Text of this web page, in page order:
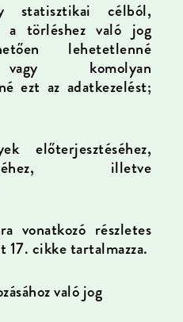
statisztikai célból,
a törléshez való jog
lehetetlenné
komolyan
ezt az adatkezelést;
előterjesztéséhez,
illetve
vonatkozó részletes
17. cikke tartalmazza.
való jog